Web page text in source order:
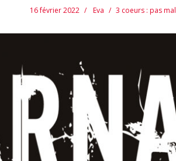
16 février 2022 Eva 3 coeurs : pas mal